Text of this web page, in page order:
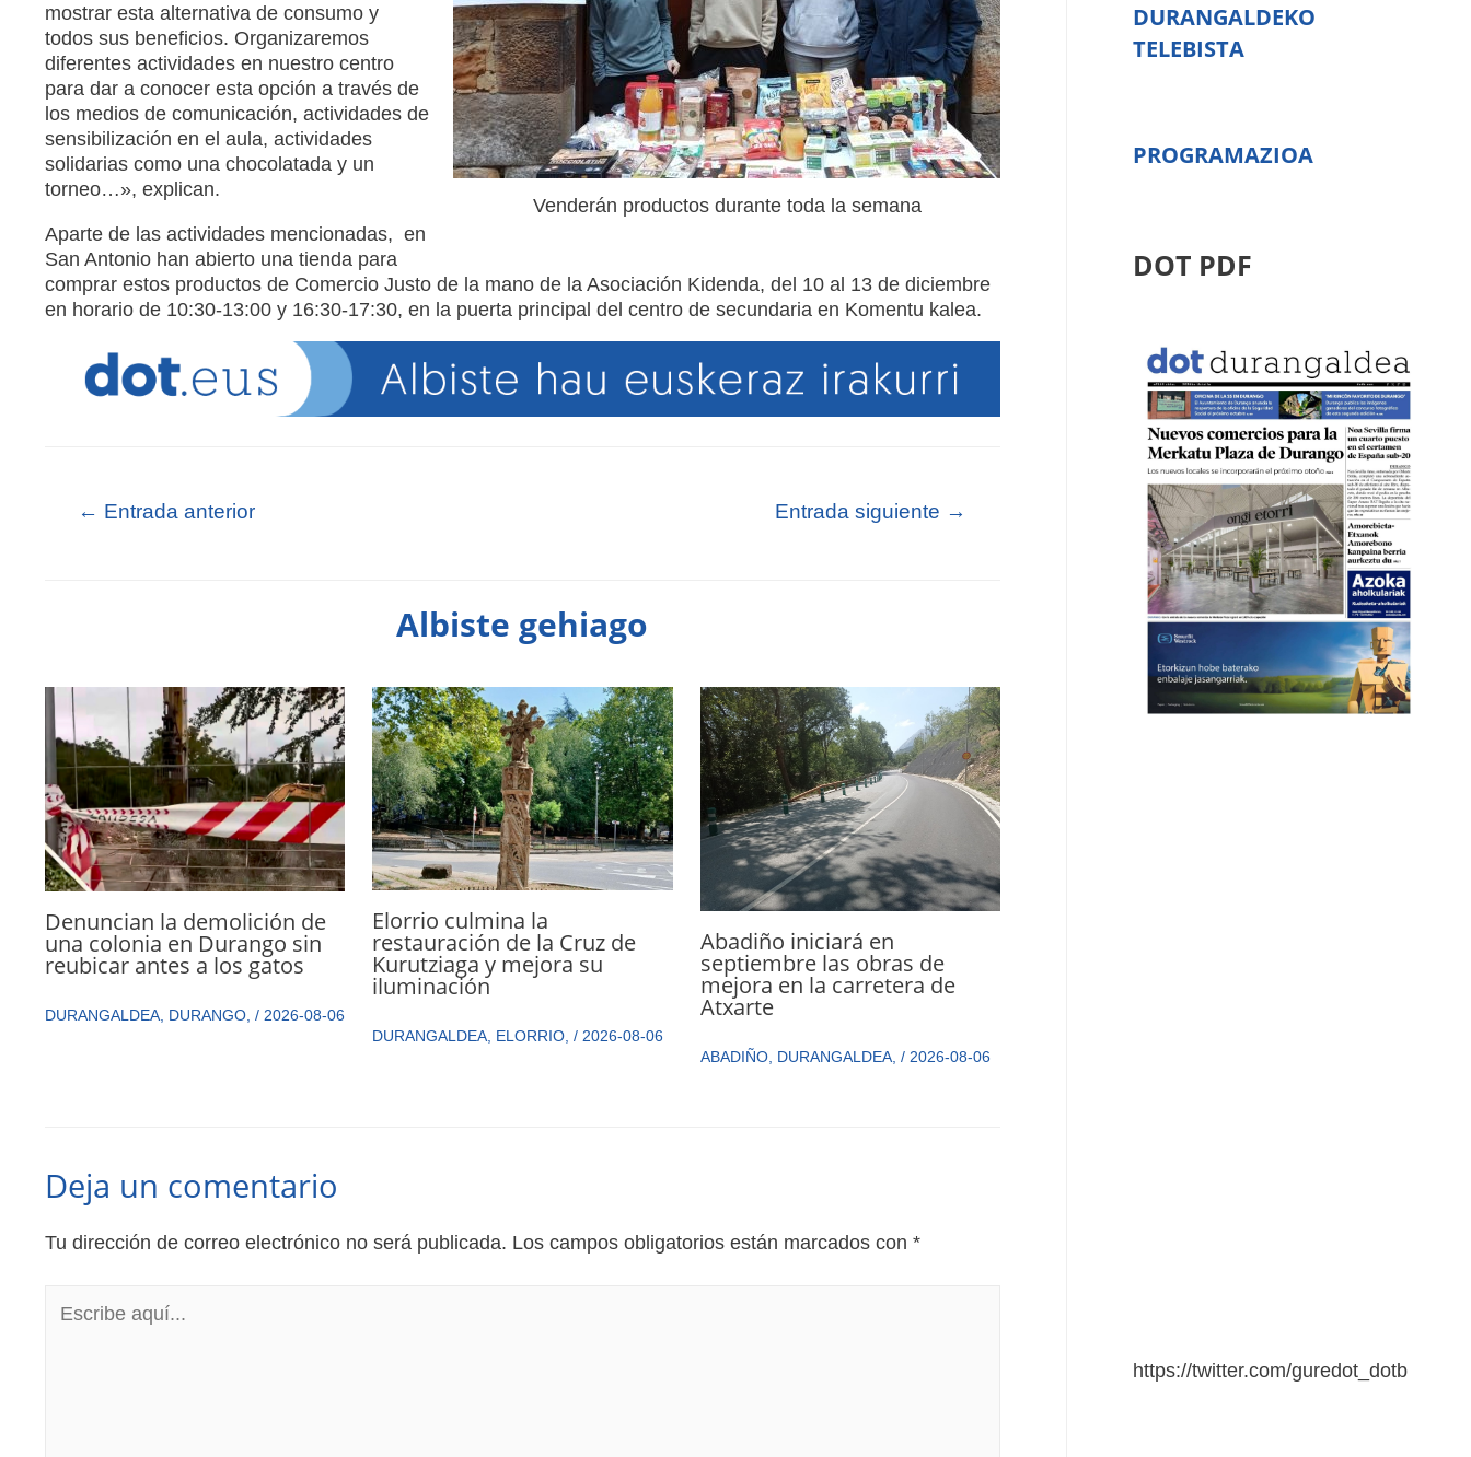
Venderán productos durante toda la semana
mostrar esta alternativa de consumo y
todos sus beneficios. Organizaremos
diferentes actividades en nuestro centro
para dar a conocer esta opción a través de
los medios de comunicación, actividades de
sensibilización en el aula, actividades
solidarias como una chocolatada y un
torneo…», explican.
Aparte de las actividades mencionadas, en
San Antonio han abierto una tienda para
comprar estos productos de Comercio Justo de la mano de la Asociación Kidenda, del 10 al 13 de diciembre
en horario de 10:30-13:00 y 16:30-17:30, en la puerta principal del centro de secundaria en Komentu kalea.
← Entrada anterior Entrada siguiente →
Albiste gehiago
Denuncian la demolición de
una colonia en Durango sin
reubicar antes a los gatos
DURANGALDEA, DURANGO, / 2026-08-06
Elorrio culmina la
restauración de la Cruz de
Kurutziaga y mejora su
iluminación
DURANGALDEA ELORRIO ,/ 2026-08-06
Abadiño iniciará en
septiembre las obras de
mejora en la carretera de
Atxarte
ABADIÑO, DURANGALDEA, / 2026-08-06
Deja un comentario
Tu dirección de correo electrónico no será publicada. Los campos obligatorios están marcados con *
DURANGALDEKO
TELEBISTA
PROGRAMAZIOA
DOT PDF
https://twitter.com/guredot_dotb